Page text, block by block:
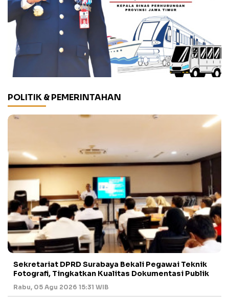
POLITIK & PEMERINTAHAN
Sekretariat DPRD Surabaya Bekali Pegawai Teknik
Fotografi, Tingkatkan Kualitas Dokumentasi Publik
Rabu, 05 Agu 2026 15:31 WIB